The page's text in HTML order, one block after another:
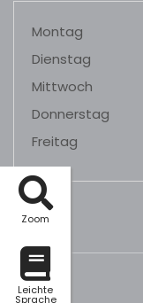
Zoom
Leichte
Sprache
Montag
Dienstag
Mittwoch
Donnerstag
Freitag